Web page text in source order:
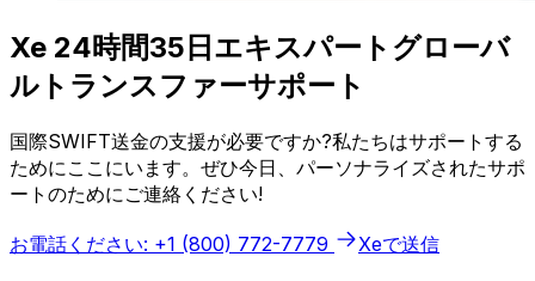
Xe 24時間35日エキスパートグローバ
ルトランスファーサポート
国際SWIFT送金の支援が必要ですか?私たちはサポートする
ためにここにいます。ぜひ今日、パーソナライズされたサポ
ートのためにご連絡ください!
お電話ください: +1 (800) 772-7779 Xeで送信